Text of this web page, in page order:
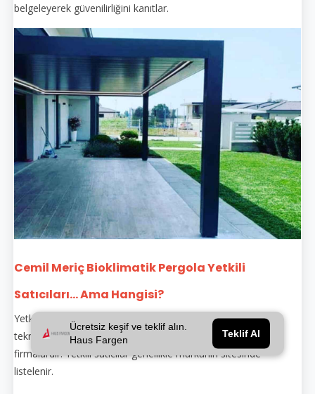
Ücretsiz keşif ve teklif alın.
Haus Fargen
Teklif Al
belgeleyerek güvenilirliğini kanıtlar.
Cemil Meriç Bioklimatik Pergola Yetkili
Satıcıları... Ama Hangisi?
Yetkili satıcılar, belirli markaların bayiliğini üstlenmiş, eğitimli
teknik personeli olan ve orijinal ürünle montaj yapan
firmalardır. Yetkili satıcılar genellikle markanın sitesinde
listelenir.